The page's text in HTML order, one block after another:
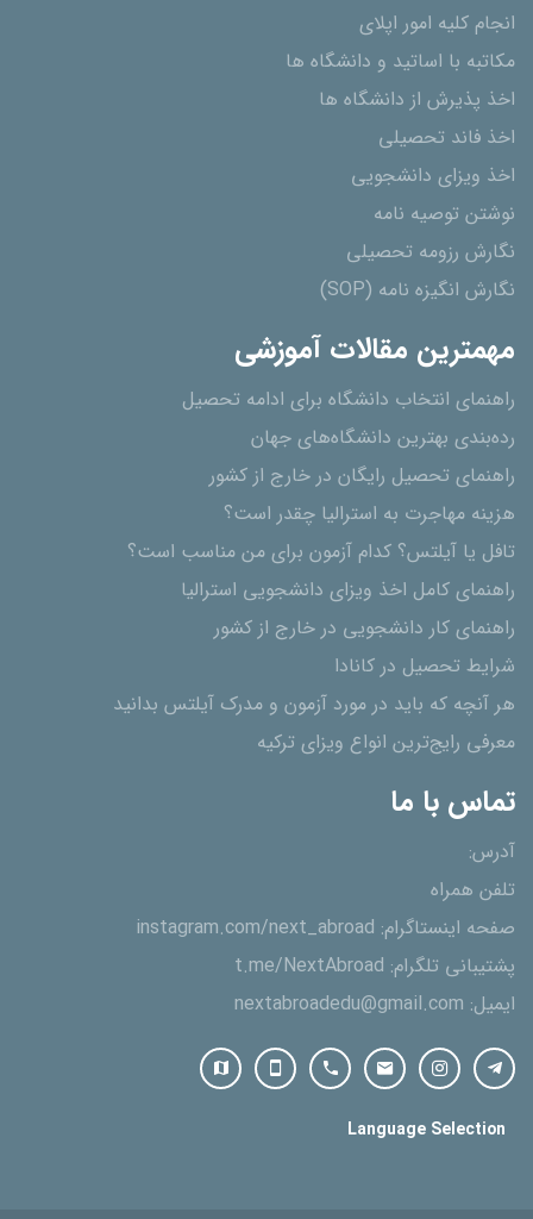
انجام کلیه امور اپلای
مکاتبه با اساتید و دانشگاه ها
اخذ پذیرش از دانشگاه ھا
اخذ فاند تحصیلی
اخذ ویزای دانشجویی
نوشتن توصیه نامه
نگارش رزومه تحصیلی
نگارش انگیزه نامه (SOP)
مهمترین مقالات آموزشی
راهنمای انتخاب دانشگاه برای ادامه تحصیل
رده‌بندی بهترین دانشگاه‌های جهان
راهنمای تحصیل رایگان در خارج از کشور
هزینه مهاجرت به استرالیا چقدر است؟
تافل یا آیلتس؟ کدام آزمون برای من مناسب است؟
راهنمای کامل اخذ ویزای دانشجویی استرالیا
راهنمای کار دانشجویی در خارج از کشور
شرایط تحصیل در کانادا
هر آنچه که باید در مورد آزمون و مدرک آیلتس بدانید
معرفی رایج‌ترین انواع ویزای ترکیه
تماس با ما
آدرس:
تلفن همراه
صفحه اینستاگرام: instagram.com/next_abroad
پشتیبانی تلگرام: t.me/NextAbroad
ایمیل: nextabroadedu@gmail.com
Language Selection